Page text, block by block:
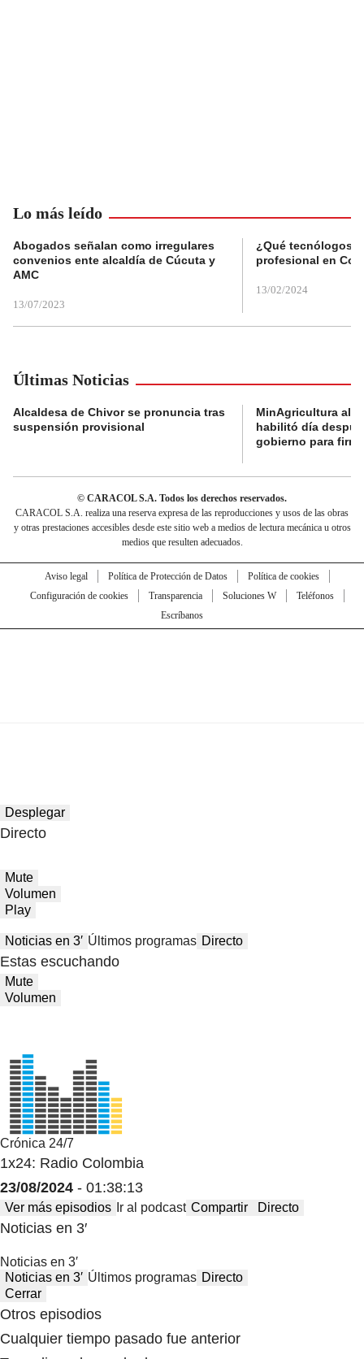
Lo más leído
Abogados señalan como irregulares
convenios ente alcaldía de Cúcuta y
AMC
13/07/2023
¿Qué tecnólogos
profesional en
13/02/2024
Últimas Noticias
Alcaldesa de Chivor se pronuncia tras
suspensión provisional
MinAgricultura
habilitó día
gobierno para
© CARACOL S.A. Todos los derechos reservados.
CARACOL S.A. realiza una reserva expresa de las reproducciones y usos de las obras
y otras prestaciones accesibles desde este sitio web a medios de lectura mecánica u otros
medios que resulten adecuados.
Aviso legal Política de Protección de Datos
Política de cookies
Configuración de cookies
Transparencia Soluciones W
Teléfonos
Escríbanos
Desplegar
Directo
Mute
Volumen
Play
Noticias en 3′ Últimos programas Directo
Estas escuchando
Mute
Volumen
Crónica 24/7
1x24: Radio Colombia
23/08/2024 - 01:38:13
Ver más episodios Ir al podcast Compartir Directo
Noticias en 3′
Noticias en 3′
Noticias en 3′ Últimos programas Directo
Cerrar
Otros episodios
Cualquier tiempo pasado fue anterior